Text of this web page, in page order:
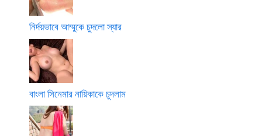
নির্দয়ভাবে আম্মুকে চুদলো স্যার
বাংলা সিনেমার নায়িকাকে চুদলাম